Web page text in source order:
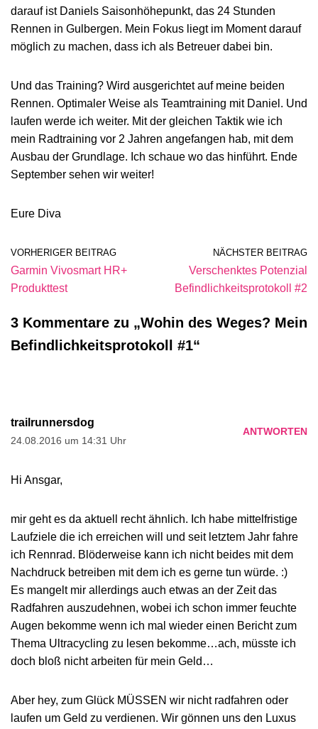
darauf ist Daniels Saisonhöhepunkt, das 24 Stunden
Rennen in Gulbergen. Mein Fokus liegt im Moment darauf
möglich zu machen, dass ich als Betreuer dabei bin.
Und das Training? Wird ausgerichtet auf meine beiden
Rennen. Optimaler Weise als Teamtraining mit Daniel. Und
laufen werde ich weiter. Mit der gleichen Taktik wie ich
mein Radtraining vor 2 Jahren angefangen hab, mit dem
Ausbau der Grundlage. Ich schaue wo das hinführt. Ende
September sehen wir weiter!
Eure Diva
VORHERIGER BEITRAG
Garmin Vivosmart HR+
Produkttest
NÄCHSTER BEITRAG
Verschenktes Potenzial
Befindlichkeitsprotokoll #2
3 Kommentare zu „Wohin des Weges? Mein
Befindlichkeitsprotokoll #1“
trailrunnersdog
24.08.2016 um 14:31 Uhr
ANTWORTEN
Hi Ansgar,
mir geht es da aktuell recht ähnlich. Ich habe mittelfristige
Laufziele die ich erreichen will und seit letztem Jahr fahre
ich Rennrad. Blöderweise kann ich nicht beides mit dem
Nachdruck betreiben mit dem ich es gerne tun würde. :)
Es mangelt mir allerdings auch etwas an der Zeit das
Radfahren auszudehnen, wobei ich schon immer feuchte
Augen bekomme wenn ich mal wieder einen Bericht zum
Thema Ultracycling zu lesen bekomme…ach, müsste ich
doch bloß nicht arbeiten für mein Geld…
Aber hey, zum Glück MÜSSEN wir nicht radfahren oder
laufen um Geld zu verdienen. Wir gönnen uns den Luxus